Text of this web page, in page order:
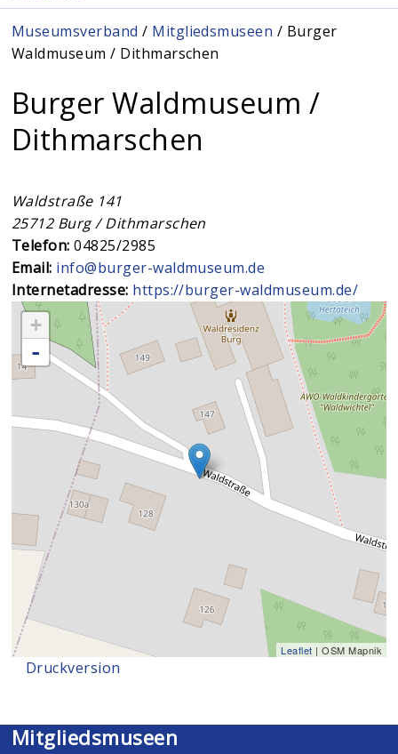
Sie sind hier
Museumsverband / Mitgliedsmuseen / Burger
Waldmuseum / Dithmarschen
Burger Waldmuseum /
Dithmarschen
Waldstraße 141
25712 Burg / Dithmarschen
Telefon:04825/2985
Email: info@burger-waldmuseum.de
Internetadresse: https://burger-waldmuseum.de/
+
-
Leaflet | OSM Mapnik
Druckversion
Mitgliedsmuseen